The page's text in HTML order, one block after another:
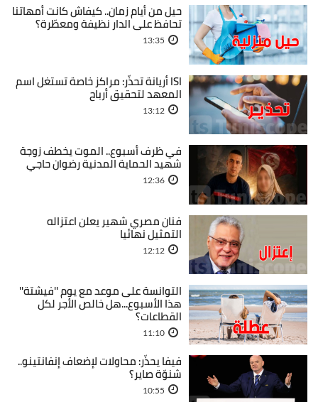
حيل من أيام زمان.. كيفاش كانت أمهاتنا
تحافظ على الدار نظيفة ومعطّرة؟
13:35
ISI أريانة تحذّر: مراكز خاصة تستغل اسم
المعهد لتحقيق أرباح
13:12
في ظرف أسبوع.. الموت يخطف زوجة
شهيد الحماية المدنية رضوان حاجي
12:36
فنان مصري شهير يعلن اعتزاله
التمثيل نهائيا
12:12
التوانسة على موعد مع يوم ''فيشتة''
هذا الأسبوع...هل خالص الأجر لكل
القطاعات؟
11:10
فيفا يحذّر: محاولات لإضعاف إنفانتينو..
شنوّة صاير؟
10:55